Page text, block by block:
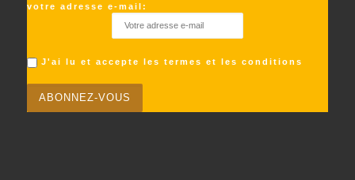
votre adresse e-mail:
J'ai lu et accepte les termes et les conditions